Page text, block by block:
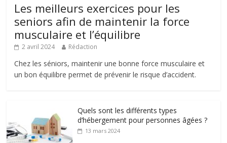
Les meilleurs exercices pour les
seniors afin de maintenir la force
musculaire et l’équilibre
2 avril 2024 Rédaction
Chez les séniors, maintenir une bonne force musculaire et
un bon équilibre permet de prévenir le risque d’accident.
Quels sont les différents types
d’hébergement pour personnes âgées ?
13 mars 2024